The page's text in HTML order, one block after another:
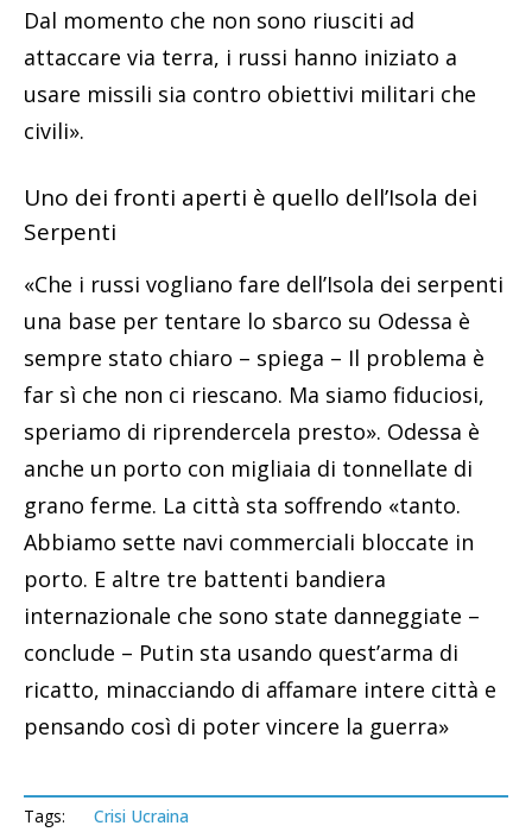
Dal momento che non sono riusciti ad
attaccare via terra, i russi hanno iniziato a
usare missili sia contro obiettivi militari che
civili».
Uno dei fronti aperti è quello dell’Isola dei
Serpenti
«Che i russi vogliano fare dell’Isola dei serpenti
una base per tentare lo sbarco su Odessa è
sempre stato chiaro – spiega – Il problema è
far sì che non ci riescano. Ma siamo fiduciosi,
speriamo di riprendercela presto». Odessa è
anche un porto con migliaia di tonnellate di
grano ferme. La città sta soffrendo «tanto.
Abbiamo sette navi commerciali bloccate in
porto. E altre tre battenti bandiera
internazionale che sono state danneggiate –
conclude – Putin sta usando quest’arma di
ricatto, minacciando di affamare intere città e
pensando così di poter vincere la guerra»
Tags: Crisi Ucraina